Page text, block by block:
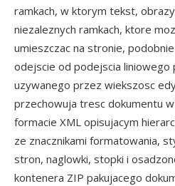
ramkach, w ktorym tekst,
niezaleznych ramkach, ktore
umieszczac na stronie,
odejscie od podejscia liniowego
uzywanego przez wiekszosc
przechowuja tresc dokumentu
formacie XML opisujacym
ze znacznikami formatowania,
stron, naglowki, stopki i
kontenera ZIP pakujacego